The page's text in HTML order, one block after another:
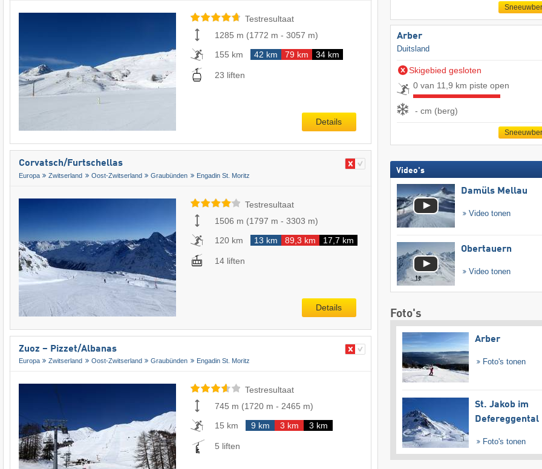
Testresultaat
1285 m (1772 m - 3057 m)
155 km
42 km 79 km 34 km
23 liften
Details
Corvatsch/​Furtschellas
Europa Zwitserland Oost-Zwitserland Graubünden Engadin St. Moritz
Testresultaat
1506 m (1797 m - 3303 m)
120 km
13 km 89,3 km 17,7 km
14 liften
Details
Zuoz – Pizzet/​Albanas
Europa Zwitserland Oost-Zwitserland Graubünden Engadin St. Moritz
Testresultaat
745 m (1720 m - 2465 m)
15 km
9 km 3 km 3 km
5 liften
Arber
Duitsland
Skigebied gesloten
0 van 11,9 km piste open
- cm (berg)
Video's
Damüls Mellau
Video tonen
Obertauern
Video tonen
Foto's
Arber
Foto's tonen
St. Jakob im
Defereggental
Foto's tonen